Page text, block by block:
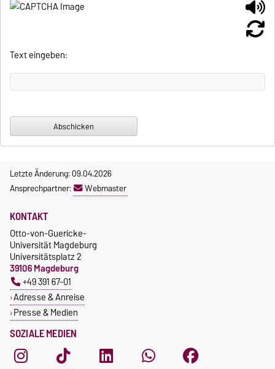
Text eingeben:
Letzte Änderung: 09.04.2026
Ansprechpartner:
Webmaster
SOZIALE MEDIEN
KONTAKT
Otto-von-Guericke-
Universität Magdeburg
Universitätsplatz 2
39106 Magdeburg
+49 391 67-01
Adresse & Anreise
Presse & Medien